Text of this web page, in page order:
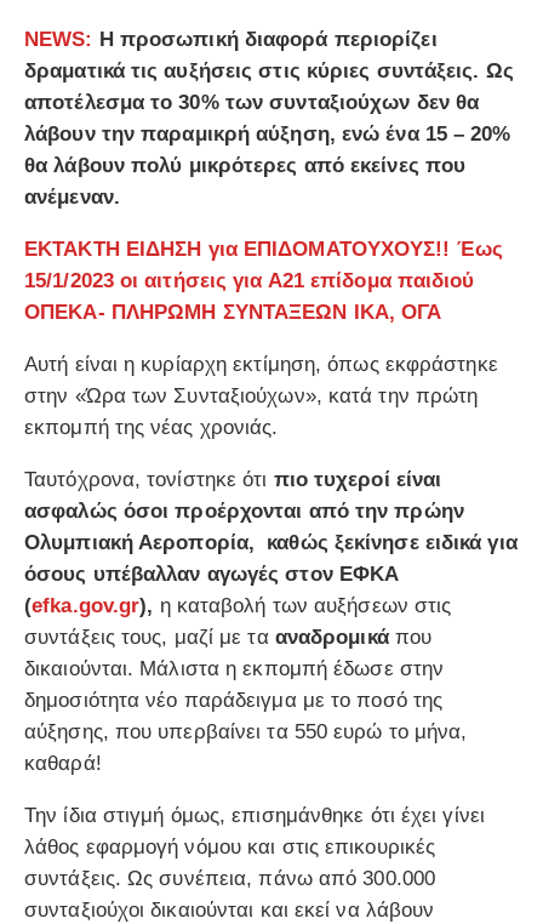
NEWS: Η προσωπική διαφορά περιορίζει
δραματικά τις αυξήσεις στις κύριες συντάξεις. Ως
αποτέλεσμα το 30% των συνταξιούχων δεν θα
λάβουν την παραμικρή αύξηση, ενώ ένα 15 – 20%
θα λάβουν πολύ μικρότερες από εκείνες που
ανέμεναν.
ΕΚΤΑΚΤΗ ΕΙΔΗΣΗ για ΕΠΙΔΟΜΑΤΟΥΧΟΥΣ!! Έως
15/1/2023 οι αιτήσεις για Α21 επίδομα παιδιού
ΟΠΕΚΑ- ΠΛΗΡΩΜΗ ΣΥΝΤΑΞΕΩΝ ΙΚΑ, ΟΓΑ
Αυτή είναι η κυρίαρχη εκτίμηση, όπως εκφράστηκε
στην «Ώρα των Συνταξιούχων», κατά την πρώτη
εκπομπή της νέας χρονιάς.
Ταυτόχρονα, τονίστηκε ότι πιο τυχεροί είναι
ασφαλώς όσοι προέρχονται από την πρώην
Ολυμπιακή Αεροπορία, καθώς ξεκίνησε ειδικά για
όσους υπέβαλλαν αγωγές στον ΕΦΚΑ
(efka.gov.gr), η καταβολή των αυξήσεων στις
συντάξεις τους, μαζί με τα αναδρομικάπου
δικαιούνται. Μάλιστα η εκπομπή έδωσε στην
δημοσιότητα νέο παράδειγμα με το ποσό της
αύξησης, που υπερβαίνει τα 550 ευρώ το μήνα,
καθαρά!
Την ίδια στιγμή όμως, επισημάνθηκε ότι έχει γίνει
λάθος εφαρμογή νόμου και στις επικουρικές
συντάξεις. Ως συνέπεια, πάνω από 300.000
συνταξιούχοι δικαιούνται και εκεί να λάβουν